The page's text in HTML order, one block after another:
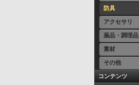
防具
アクセサリ
薬品・調理品
素材
その他
コンテンツ